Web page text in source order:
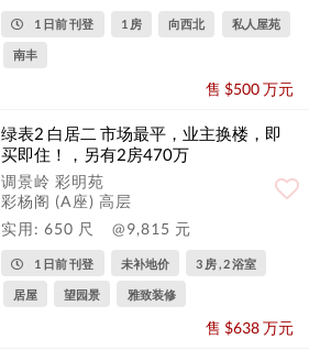
1 日前 刊登 1 房 向西北 私人屋苑
南丰
售 $500 万元
绿表2 白居二 市场最平，业主换楼，即
买即住！，另有2房470万
调景岭 彩明苑
彩杨阁 (A座) 高层
实用: 650 尺
@9,815 元
1 日前 刊登 未补地价 3 房 , 2 浴室
居屋 望园景 雅致装修
售 $638 万元